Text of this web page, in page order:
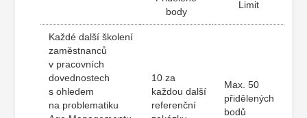
body
Limit
Každé další školení
zaměstnanců
v pracovních
dovednostech
s ohledem
na problematiku
10 za
každou další
referenční
Max. 50
přidělených
bodů